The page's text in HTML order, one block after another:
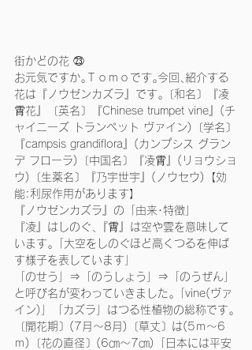
街かどの花 ㉓
お元気ですか｡Ｔｏｍｏです｡今回､紹介する
花は『ノウゼンカズラ』です｡〔和名〕『凌
霄花』〔英名〕『Chinese trumpet vine』(チ
ャイニーズ トランペット ヴァイン)〔学名〕
『campsis grandiflora』(カンプシス グラン
デ フローラ)〔中国名〕『凌霄』(リョウショ
ウ)〔生薬名〕『乃宇世宇』(ノウセウ)【効
能:利尿作用があります】
『ノウゼンカズラ』の「由来･特徴」
『凌』はしのぐ､『霄』は空や雲を意味して
います｡「大空をしのぐほど高くつるを伸ば
す様子を表しています」
「のせう」⇒「のうしょう」⇒「のうぜん」
と呼び名が変わっていきました｡「vine(ヴァ
イン)」「カズラ」はつる性植物の総称です｡
〔開花期〕(7月～8月)〔草丈〕は(5ｍ～6
ｍ)〔花の直径〕(6㎝～7㎝)「日本には平安